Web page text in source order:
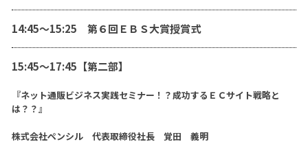
14:45〜15:25 第６回ＥＢＳ大賞授賞式
15:45〜17:45【第二部】
『ネット通販ビジネス実践セミナー！？成功するＥＣサイト戦略と
は？？』
株式会社ペンシル 代表取締役社長 覚田 義明